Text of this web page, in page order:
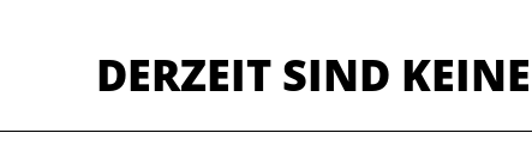
DERZEIT SIND